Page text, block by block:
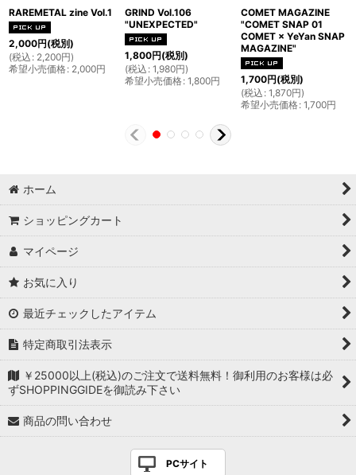
RAREMETAL zine Vol.1
2,000円(税別)
(税込 : 2,200円)
希望小売価格: 2,000円
GRIND Vol.106
"UNEXPECTED"
1,800円(税別)
(税込 : 1,980円)
希望小売価格: 1,800円
COMET MAGAZINE
"COMET SNAP 01
COMET × YeYan SNAP
MAGAZINE"
1,700円(税別)
(税込 : 1,870円)
希望小売価格: 1,700円
ホーム
ショッピングカート
マイページ
お気に入り
最近チェックしたアイテム
特定商取引法表示
￥25000以上(税込)のご注文で送料無料！御利用のお客様は必
ずSHOPPINGGIDEを御読み下さい
商品の問い合わせ
PCサイト